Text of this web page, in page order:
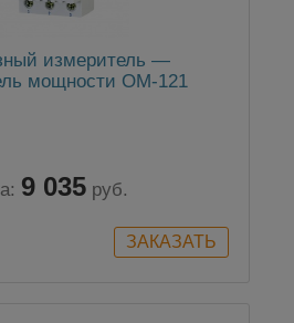
измеритель —
мощности ОМ-121
9 035 руб.